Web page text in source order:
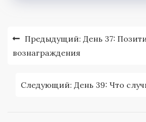
Навигация
по
Предыдущий: День 37:
вознаграждения
Следующий: День 39: Что